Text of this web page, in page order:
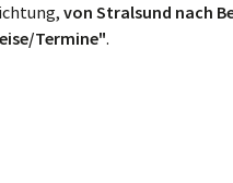
von Stralsund nach
Termine".